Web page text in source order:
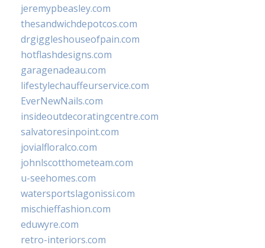
jeremypbeasley.com
thesandwichdepotcos.com
drgiggleshouseofpain.com
hotflashdesigns.com
garagenadeau.com
lifestylechauffeurservice.com
EverNewNails.com
insideoutdecoratingcentre.com
salvatoresinpoint.com
jovialfloralco.com
johnlscotthometeam.com
u-seehomes.com
watersportslagonissi.com
mischieffashion.com
eduwyre.com
retro-interiors.com